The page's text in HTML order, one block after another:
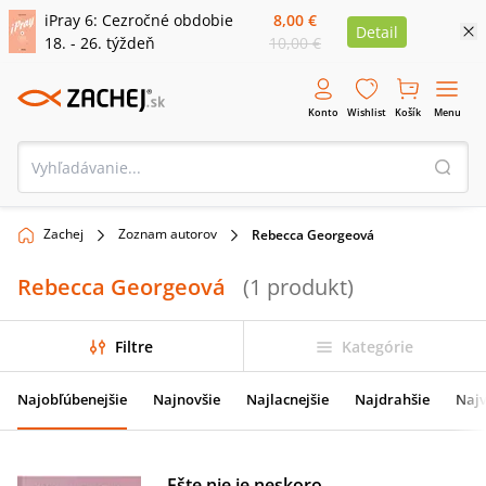
iPray 6: Cezročné obdobie
18. - 26. týždeň
8,00 €
10,00 €
Detail
Konto Wishlist Košík Menu
Zachej Zoznam autorov Rebecca Georgeová
Rebecca Georgeová (1 produkt)
Filtre Kategórie
Najobľúbenejšie Najnovšie Najlacnejšie Najdrahšie